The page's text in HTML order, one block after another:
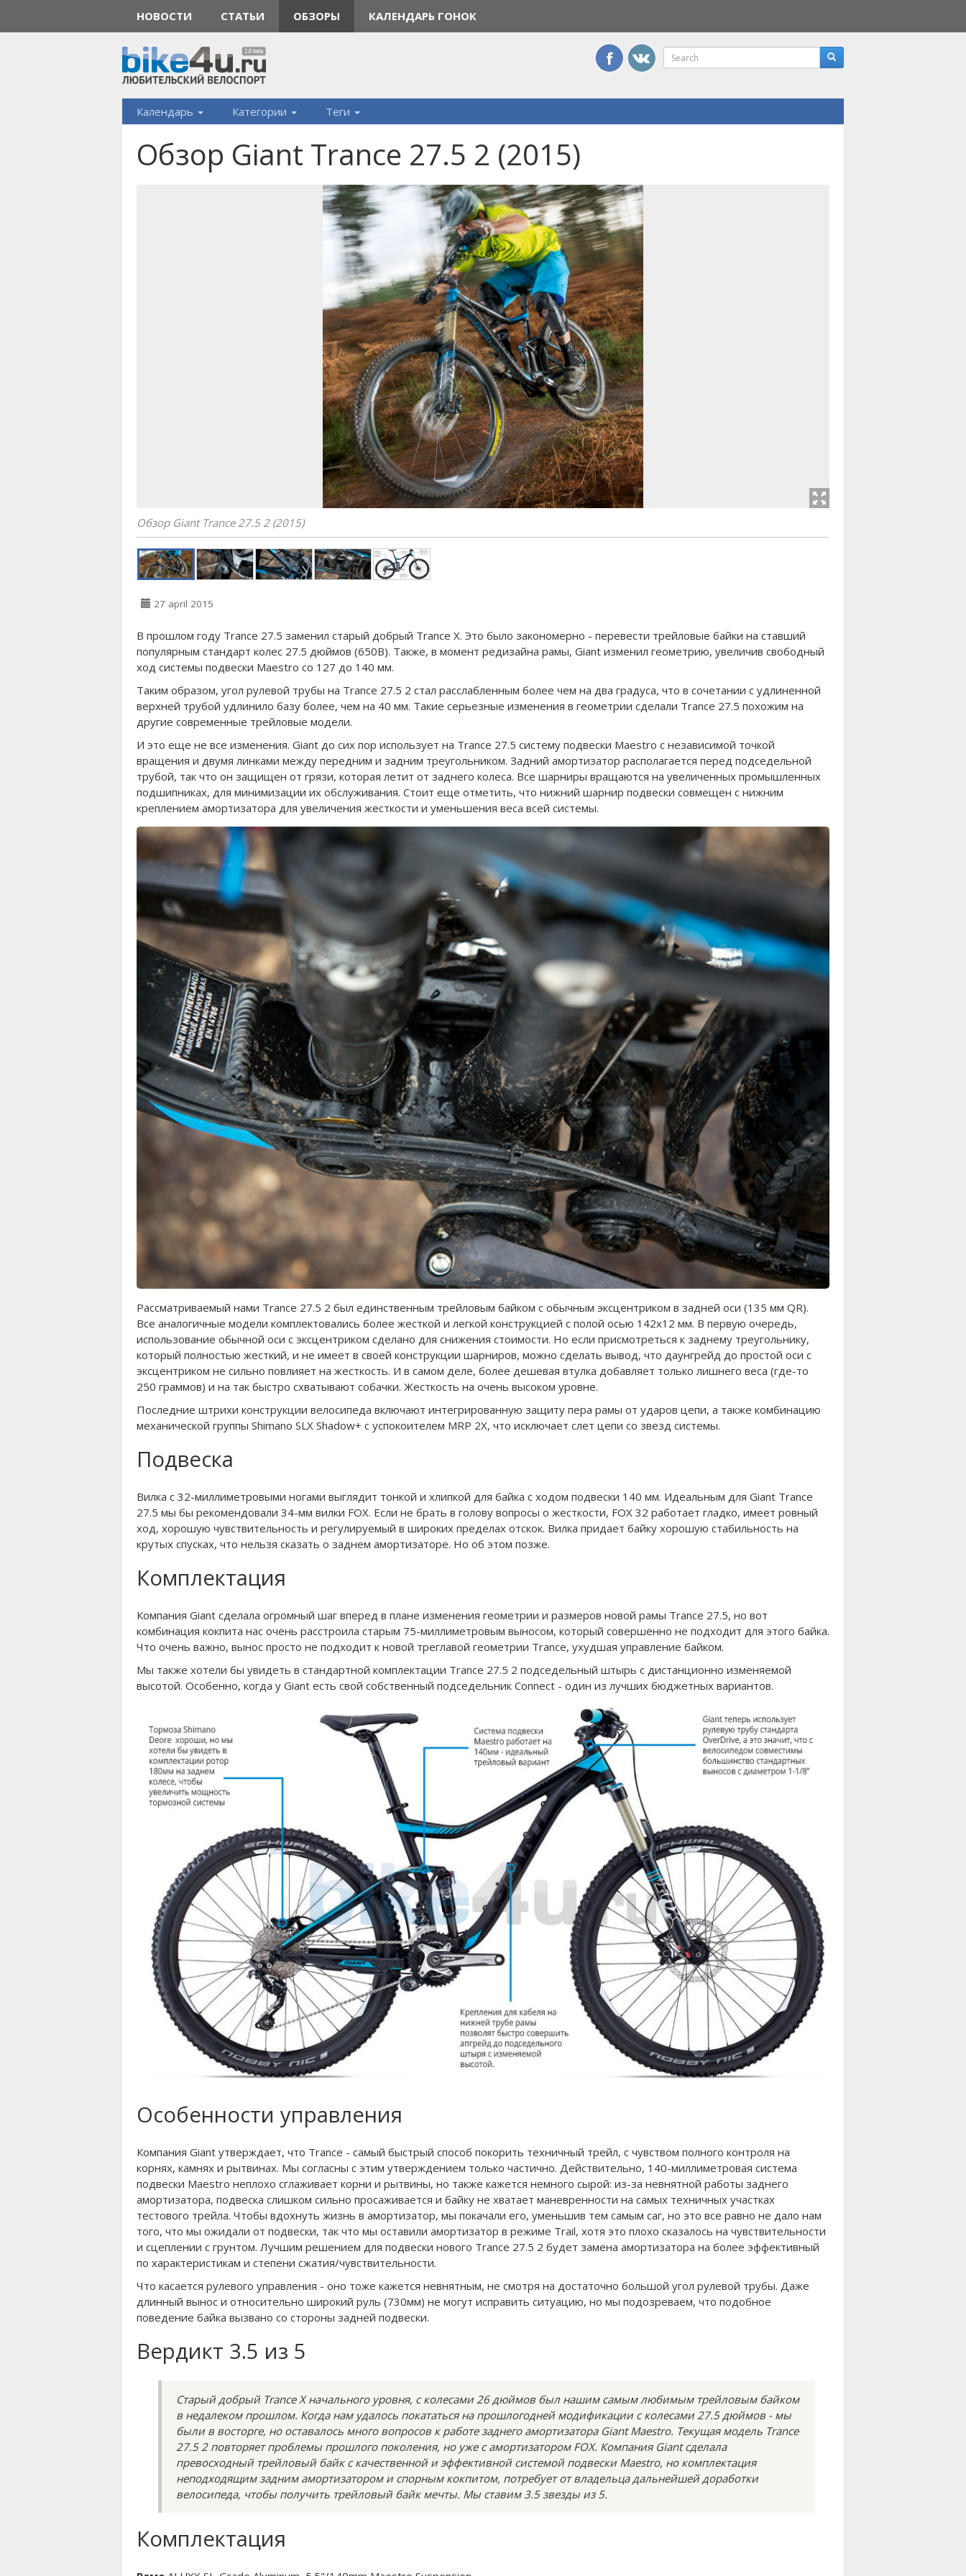
НОВОСТИ СТАТЬИ ОБЗОРЫ КАЛЕНДАРЬ ГОНОК
Календарь Категории Теги
Обзор Giant Trance 27.5 2 (2015)
Обзор Giant Trance 27.5 2 (2015)
27 april 2015
В прошлом году Trance 27.5 заменил старый добрый Trance X. Это было закономерно - перевести трейловые байки на ставший
популярным стандарт колес 27.5 дюймов (650B). Также, в момент редизайна рамы, Giant изменил геометрию, увеличив свободный
ход системы подвески Maestro со 127 до 140 мм.
Таким образом, угол рулевой трубы на Trance 27.5 2 стал расслабленным более чем на два градуса, что в сочетании с удлиненной
верхней трубой удлинило базу более, чем на 40 мм. Такие серьезные изменения в геометрии сделали Trance 27.5 похожим на
другие современные трейловые модели.
И это еще не все изменения. Giant до сих пор использует на Trance 27.5 систему подвески Maestro с независимой точкой
вращения и двумя линками между передним и задним треугольником. Задний амортизатор располагается перед подседельной
трубой, так что он защищен от грязи, которая летит от заднего колеса. Все шарниры вращаются на увеличенных промышленных
подшипниках, для минимизации их обслуживания. Стоит еще отметить, что нижний шарнир подвески совмещен с нижним
креплением амортизатора для увеличения жесткости и уменьшения веса всей системы.
Рассматриваемый нами Trance 27.5 2 был единственным трейловым байком с обычным эксцентриком в задней оси (135 мм QR).
Все аналогичные модели комплектовались более жесткой и легкой конструкцией с полой осью 142х12 мм. В первую очередь,
использование обычной оси с эксцентриком сделано для снижения стоимости. Но если присмотреться к заднему треугольнику,
который полностью жесткий, и не имеет в своей конструкции шарниров, можно сделать вывод, что даунгрейд до простой оси с
эксцентриком не сильно повлияет на жесткость. И в самом деле, более дешевая втулка добавляет только лишнего веса (где-то
250 граммов) и на так быстро схватывают собачки. Жесткость на очень высоком уровне.
Последние штрихи конструкции велосипеда включают интегрированную защиту пера рамы от ударов цепи, а также комбинацию
механической группы Shimano SLX Shadow+ с успокоителем MRP 2X, что исключает слет цепи со звезд системы.
Подвеска
Вилка с 32-миллиметровыми ногами выглядит тонкой и хлипкой для байка с ходом подвески 140 мм. Идеальным для Giant Trance
27.5 мы бы рекомендовали 34-мм вилки FOX. Если не брать в голову вопросы о жесткости, FOX 32 работает гладко, имеет ровный
ход, хорошую чувствительность и регулируемый в широких пределах отскок. Вилка придает байку хорошую стабильность на
крутых спусках, что нельзя сказать о заднем амортизаторе. Но об этом позже.
Комплектация
Компания Giant сделала огромный шаг вперед в плане изменения геометрии и размеров новой рамы Trance 27.5, но вот
комбинация кокпита нас очень расстроила старым 75-миллиметровым выносом, который совершенно не подходит для этого байка.
Что очень важно, вынос просто не подходит к новой треглавой геометрии Trance, ухудшая управление байком.
Мы также хотели бы увидеть в стандартной комплектации Trance 27.5 2 подседельный штырь с дистанционно изменяемой
высотой. Особенно, когда у Giant есть свой собственный подседельник Connect - один из лучших бюджетных вариантов.
Особенности управления
Компания Giant утверждает, что Trance - самый быстрый способ покорить техничный трейл, с чувством полного контроля на
корнях, камнях и рытвинах. Мы согласны с этим утверждением только частично. Действительно, 140-миллиметровая система
подвески Maestro неплохо сглаживает корни и рытвины, но также кажется немного сырой: из-за невнятной работы заднего
амортизатора, подвеска слишком сильно просаживается и байку не хватает маневренности на самых техничных участках
тестового трейла. Чтобы вдохнуть жизнь в амортизатор, мы покачали его, уменьшив тем самым саг, но это все равно не дало нам
того, что мы ожидали от подвески, так что мы оставили амортизатор в режиме Trail, хотя это плохо сказалось на чувствительности
и сцеплении с грунтом. Лучшим решением для подвески нового Trance 27.5 2 будет замена амортизатора на более эффективный
по характеристикам и степени сжатия/чувствительности.
Что касается рулевого управления - оно тоже кажется невнятным, не смотря на достаточно большой угол рулевой трубы. Даже
длинный вынос и относительно широкий руль (730мм) не могут исправить ситуацию, но мы подозреваем, что подобное
поведение байка вызвано со стороны задней подвески.
Вердикт 3.5 из 5
Старый добрый Trance X начального уровня, с колесами 26 дюймов был нашим самым любимым трейловым байком
в недалеком прошлом. Когда нам удалось покататься на прошлогодней модификации с колесами 27.5 дюймов - мы
были в восторге, но оставалось много вопросов к работе заднего амортизатора Giant Maestro. Текущая модель Trance
27.5 2 повторяет проблемы прошлого поколения, но уже с амортизатором FOX. Компания Giant сделала
превосходный трейловый байк с качественной и эффективной системой подвески Maestro, но комплектация
неподходящим задним амортизатором и спорным кокпитом, потребует от владельца дальнейшей доработки
велосипеда, чтобы получить трейловый байк мечты. Мы ставим 3.5 звезды из 5.
Комплектация